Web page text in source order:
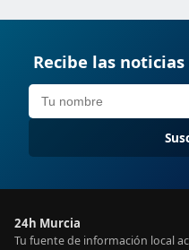
Recibe las
24h Murcia
Tu fuente de información local